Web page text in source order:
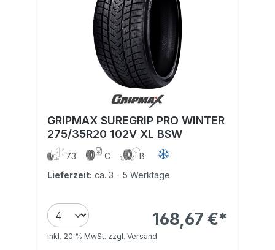
GRIPMAX SUREGRIP PRO WINTER
275/35R20 102V XL BSW
73 C
B
Lieferzeit: ca. 3 - 5 Werktage
168,67 €*
inkl. 20 % MwSt. zzgl. Versand